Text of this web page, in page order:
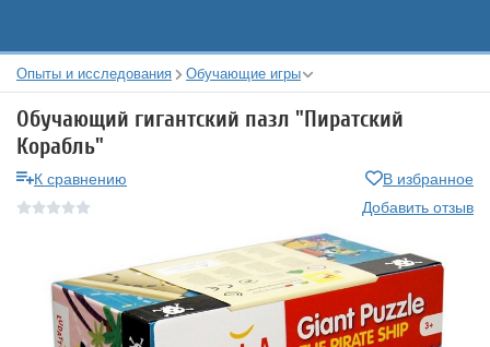
Опыты и исследования Обучающие игры
Обучающий гигантский пазл "Пиратский
Корабль"
К сравнению
В избранное
Добавить отзыв